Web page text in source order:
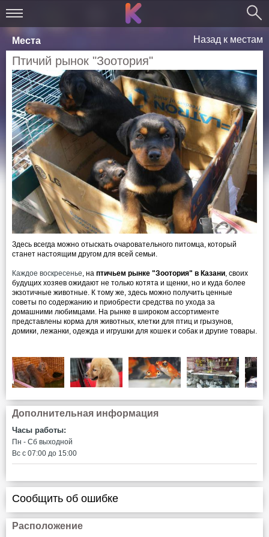
Места Назад к местам
Птичий рынок "Зоотория"
Здесь всегда можно отыскать очаровательного питомца, который
станет настоящим другом для всей семьи.
Каждое воскресенье, на птичьем рынке "Зоотория" в Казани, своих
будущих хозяев ожидают не только котята и щенки, но и куда более
экзотичные животные. К тому же, здесь можно получить ценные
советы по содержанию и приобрести средства по ухода за
домашними любимцами. На рынке в широком ассортименте
представлены корма для животных, клетки для птиц и грызунов,
домики, лежанки, одежда и игрушки для кошек и собак и другие товары.
Дополнительная информация
Часы работы:
Пн - Сб выходной
Вс c 07:00 до 15:00
Сообщить об ошибке
Расположение